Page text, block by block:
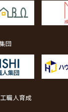
団
職人育成